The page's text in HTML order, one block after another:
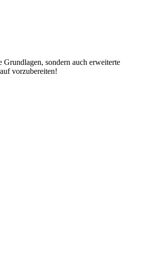
sondern auch erweiterte
vorzubereiten!